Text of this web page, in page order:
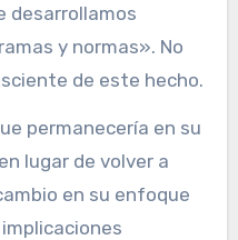
desarrollamos
y normas». No
de este hecho.
permanecería en su
lugar de volver a
en su enfoque